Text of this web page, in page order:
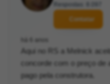
Respostas: 8.097
Contatar
há 6 anos
Aqui no RS a Melnick
concorde com o preço
pago pela construtora.